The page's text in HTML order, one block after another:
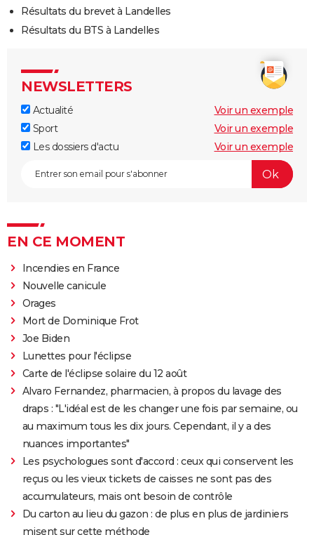
Résultats du brevet à Landelles
Résultats du BTS à Landelles
NEWSLETTERS
Actualité
Voir un exemple
Sport
Voir un exemple
Les dossiers d'actu
Voir un exemple
EN CE MOMENT
Incendies en France
Nouvelle canicule
Orages
Mort de Dominique Frot
Joe Biden
Lunettes pour l'éclipse
Carte de l'éclipse solaire du 12 août
Alvaro Fernandez, pharmacien, à propos du lavage des
draps : "L'idéal est de les changer une fois par semaine, ou
au maximum tous les dix jours. Cependant, il y a des
nuances importantes"
Les psychologues sont d'accord : ceux qui conservent les
reçus ou les vieux tickets de caisses ne sont pas des
accumulateurs, mais ont besoin de contrôle
Du carton au lieu du gazon : de plus en plus de jardiniers
misent sur cette méthode